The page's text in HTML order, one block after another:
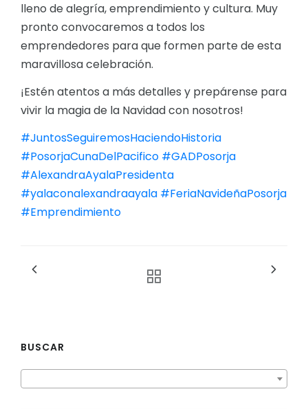
lleno de alegría, emprendimiento y cultura. Muy
pronto convocaremos a todos los
emprendedores para que formen parte de esta
maravillosa celebración.
¡Estén atentos a más detalles y prepárense para
vivir la magia de la Navidad con nosotros!
#JuntosSeguiremosHaciendoHistoria
#PosorjaCunaDelPacifico #GADPosorja
#AlexandraAyalaPresidenta
#yalaconalexandraayala #FeriaNavideñaPosorja
#Emprendimiento
BUSCAR